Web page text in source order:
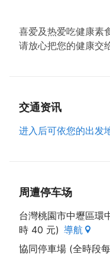
喜爱及热爱吃健康素
请放心把您的健康交
交通资讯
进入后可依您的出发
周遭停车场
台灣桃園市中壢區
時 40 元) 導航
協同停車場 (全時段